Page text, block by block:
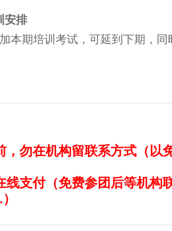
安排
本期培训考试，可延到下期，
，勿在机构留联系方式（以
线支付（免费参团后等机构